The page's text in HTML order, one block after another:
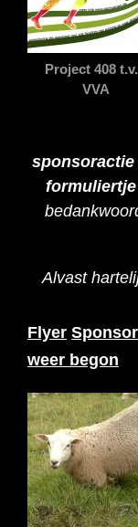
Project 408
VVA
Alvast
Flyer
weer begon